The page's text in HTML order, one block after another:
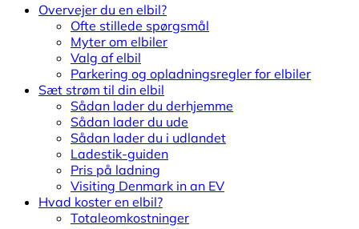
Overvejer du en elbil?
Ofte stillede spørgsmål
Myter om elbiler
Valg af elbil
Parkering og opladningsregler for elbiler
Sæt strøm til din elbil
Sådan lader du derhjemme
Sådan lader du ude
Sådan lader du i udlandet
Ladestik-guiden
Pris på ladning
Visiting Denmark in an EV
Hvad koster en elbil?
Totaleomkostninger